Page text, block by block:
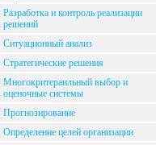
Разработка и контроль реализации
решений
Ситуационный анализ
Стратегические решения
Многокритераильный выбор и
оценочные системы
Прогнозирование
Определение целей организации